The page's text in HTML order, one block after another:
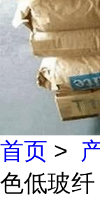
首页 >
色低玻